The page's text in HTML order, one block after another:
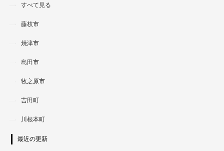
すべて見る
藤枝市
焼津市
島田市
牧之原市
吉田町
川根本町
最近の更新